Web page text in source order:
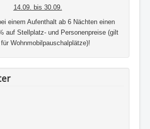
14.09. bis 30.09.
einem Aufenthalt ab 6 Nächten einen
auf Stellplatz- und Personenpreise (gilt
Wohnmobilpauschalplätze)!